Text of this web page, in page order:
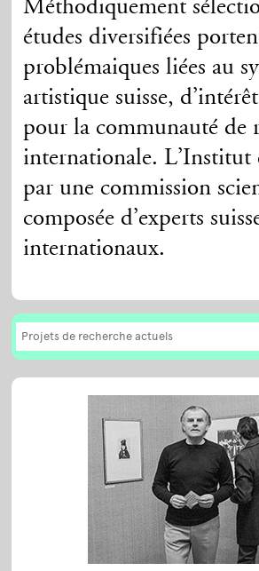
Méthodiquement
études diversifiées
problémaiques liées au
artistique suisse,
pour la communauté de
internationale. L’Institut
par une commission
composée d’experts
internationaux.
Projets de recherche actuels